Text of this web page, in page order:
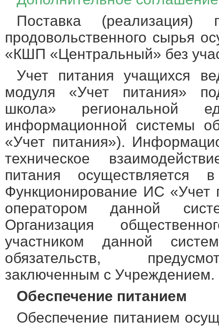
Поставка
продовольственного сырья
«КШП «Центральный» без
Учет питания учащихся
модуля «Учет питания»
школа» региональной
информационной системы
«Учет питания»).
техническое
питания
Функционирование ИС «Учет
оператором данной
Организация
участником данной
обязательств,
заключенным с Учреждением.
Обеспечение питанием
Обеспечение питанием